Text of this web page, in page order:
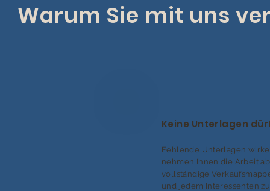
Warum Sie mit uns
Keine Unterlagen
Fehlende Unterlagen
nehmen Ihnen die Arbeit
vollständige
und jedem Interessenten